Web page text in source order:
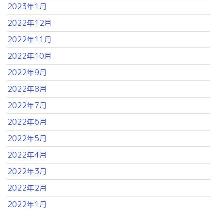
2023年1月
2022年12月
2022年11月
2022年10月
2022年9月
2022年8月
2022年7月
2022年6月
2022年5月
2022年4月
2022年3月
2022年2月
2022年1月